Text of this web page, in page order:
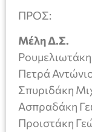
ΠΡΟΣ:
Μέλη Δ.Σ.
Πετρά
Σπυριδάκη
Ασπραδάκη
Προιστάκη